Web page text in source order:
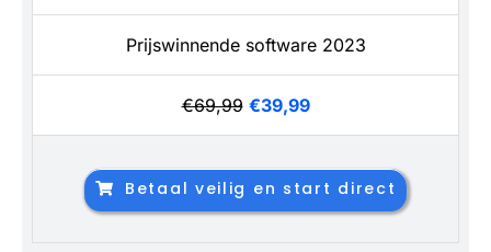
Prijswinnende software 2023
€69,99 €39,99
Betaal veilig en start direct